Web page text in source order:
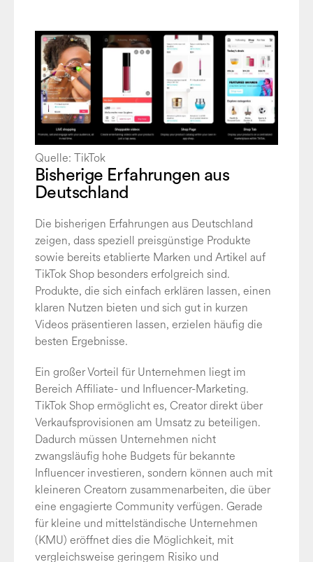
Quelle: TikTok
Bisherige Erfahrungen aus
Deutschland
Die bisherigen Erfahrungen aus Deutschland
zeigen, dass speziell preisgünstige Produkte
sowie bereits etablierte Marken und Artikel auf
TikTok Shop besonders erfolgreich sind.
Produkte, die sich einfach erklären lassen, einen
klaren Nutzen bieten und sich gut in kurzen
Videos präsentieren lassen, erzielen häufig die
besten Ergebnisse.
Ein großer Vorteil für Unternehmen liegt im
Bereich Affiliate- und Influencer-Marketing.
TikTok Shop ermöglicht es, Creator direkt über
Verkaufsprovisionen am Umsatz zu beteiligen.
Dadurch müssen Unternehmen nicht
zwangsläufig hohe Budgets für bekannte
Influencer investieren, sondern können auch mit
kleineren Creatorn zusammenarbeiten, die über
eine engagierte Community verfügen. Gerade
für kleine und mittelständische Unternehmen
(KMU) eröffnet dies die Möglichkeit, mit
vergleichsweise geringem Risiko und